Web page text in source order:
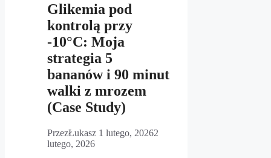
Glikemia pod
kontrolą przy
-10°C: Moja
strategia 5
bananów i 90 minut
walki z mrozem
(Case Study)
PrzezŁukasz 1 lutego, 20262
lutego, 2026